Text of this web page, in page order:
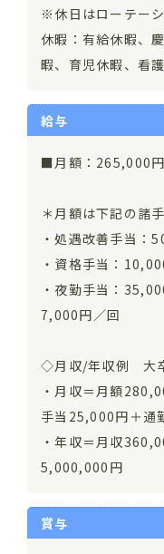
※休日はローテー
休暇：有給休暇、
暇、育児休暇、看
給与
■月額：265,000
＊月額は下記の諸
・処遇改善手当：
・資格手当：
・夜勤手当：
7,000円／回
◇月収/年収例 大
・月収＝月額
手当25,000円＋通
・年収＝月収
5,000,000円
賞与